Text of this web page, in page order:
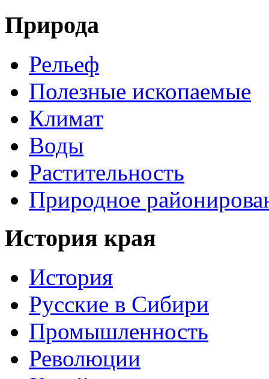
Природа
Рельеф
Полезные ископаемые
Климат
Воды
Растительность
Природное
История края
История
Русские в Сибири
Промышленность
Революции